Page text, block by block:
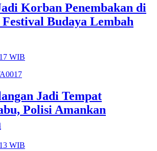
Korban Penembakan di
Budaya Lembah
WIB
Jadi Tempat
Polisi Amankan
WIB